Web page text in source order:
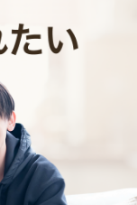
って来てから寝
きない事も多い
飯や保育園の準
する事は山ほど
「早く寝よう
ちした瞬間か